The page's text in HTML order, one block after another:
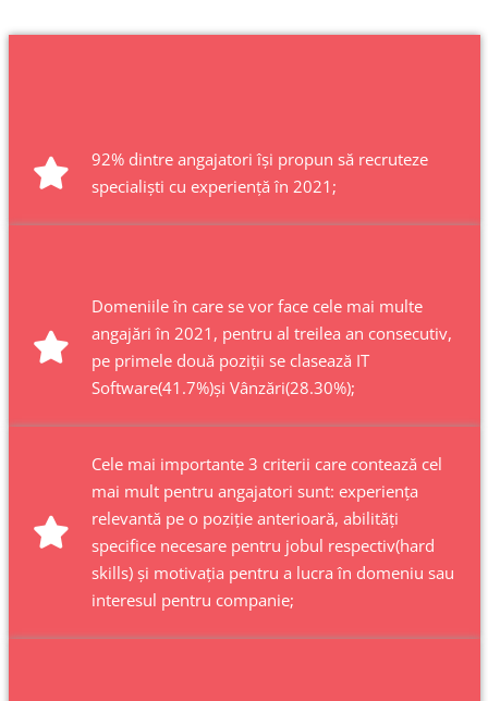
92% dintre angajatori își propun să recruteze
specialiști cu experiență în 2021;
Domeniile în care se vor face cele mai multe
angajări în 2021, pentru al treilea an consecutiv,
pe primele două poziții se clasează IT
Software(41.7%)și Vânzări(28.30%);
Cele mai importante 3 criterii care contează cel
mai mult pentru angajatori sunt: experiența
relevantă pe o poziție anterioară, abilități
specifice necesare pentru jobul respectiv(hard
skills) și motivația pentru a lucra în domeniu sau
interesul pentru companie;